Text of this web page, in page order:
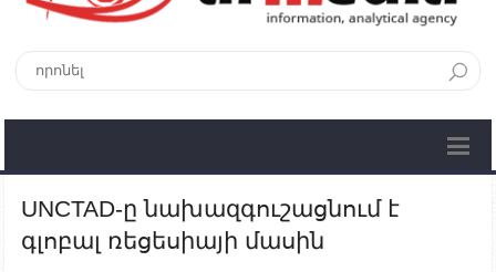
UNCTAD-ը նախազգուշացնում է
գլոբալ ռեցեսիայի մասին